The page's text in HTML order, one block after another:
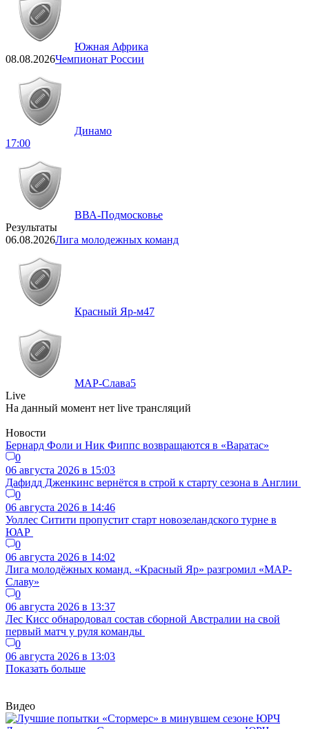
Южная Африка
08.08.2026Чемпионат России
Динамо
17:00
ВВА-Подмосковье
Результаты
06.08.2026Лига молодежных команд
Красный Яр-м47
МАР-Слава5
Live
На данный момент нет live трансляций
Новости
Бернард Фоли и Ник Фиппс возвращаются в «Варатас»
0
06 августа 2026 в 15:03
Дафидд Дженкинс вернётся в строй к старту сезона в Англии
0
06 августа 2026 в 14:46
Уоллес Ситити пропустит старт новозеландского турне в
ЮАР
0
06 августа 2026 в 14:02
Лига молодёжных команд. «Красный Яр» разгромил «МАР-
Славу»
0
06 августа 2026 в 13:37
Лес Кисс обнародовал состав сборной Австралии на свой
первый матч у руля команды
0
06 августа 2026 в 13:03
Показать больше
Видео